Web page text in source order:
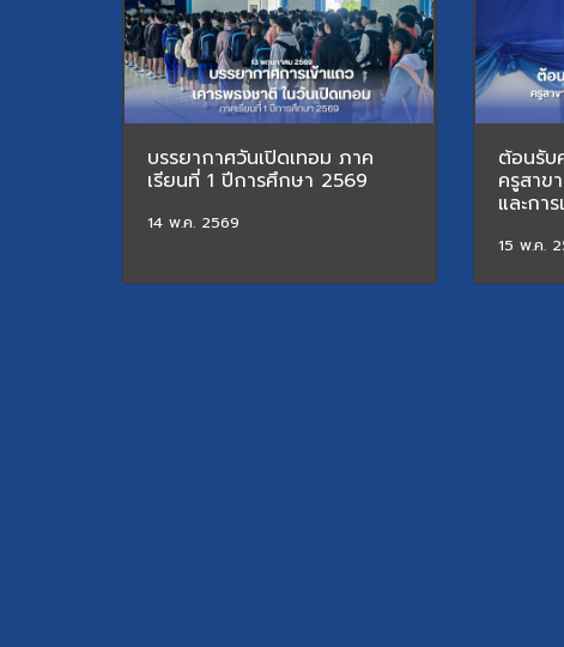
บรรยากาศวันเปิดเทอม ภาค
เรียนที่ 1 ปีการศึกษา 2569
14 พ.ค. 2569
ต้อนรั
ครูสาข
และกา
15 พ.ค.